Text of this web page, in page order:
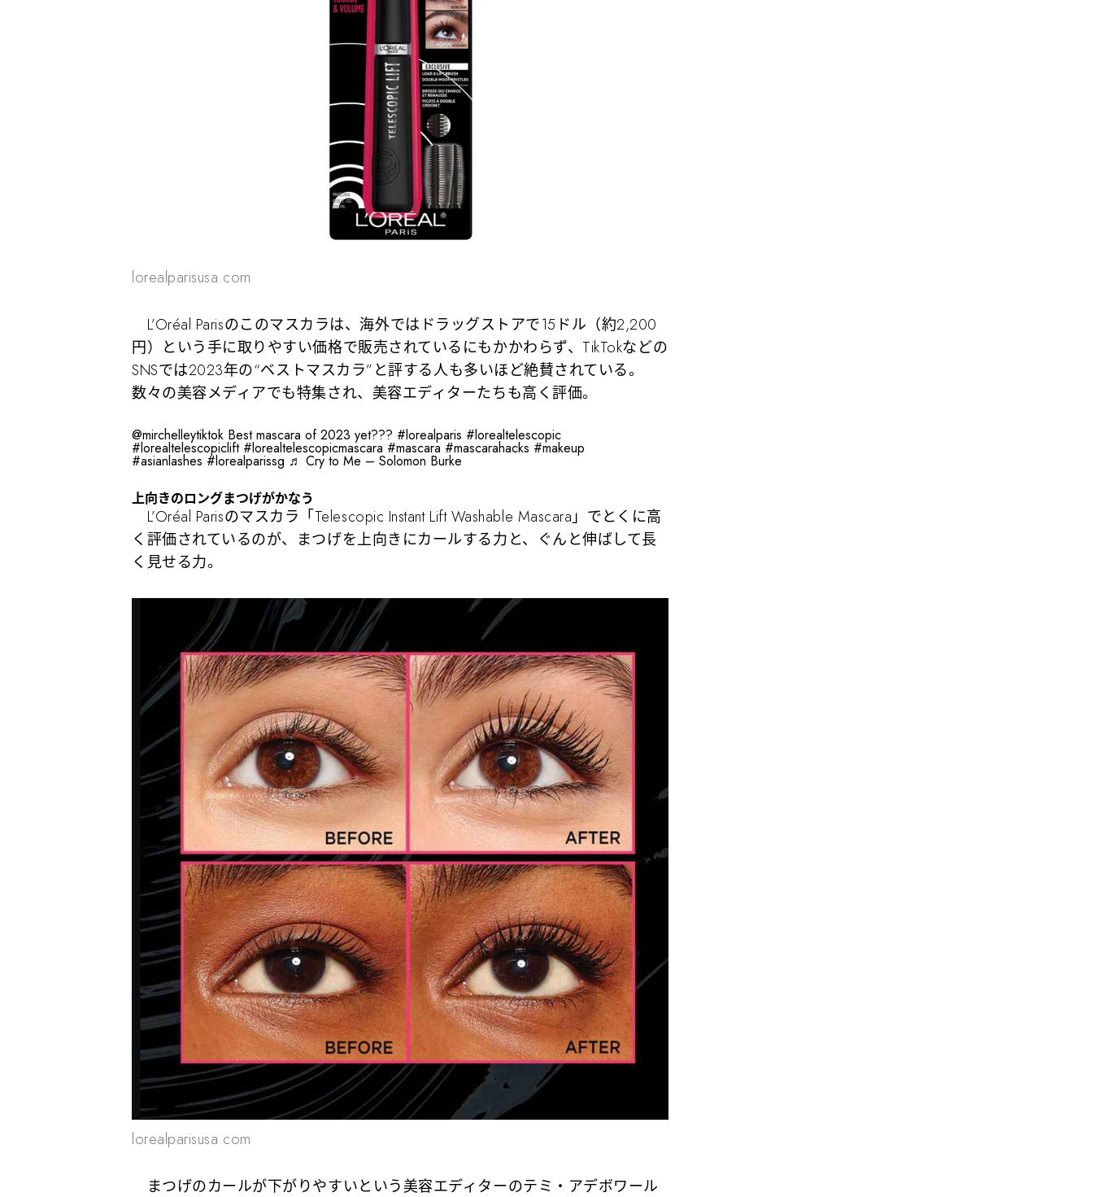
lorealparisusa.com
L’Oréal Parisのこのマスカラは、海外ではドラッグストアで15ドル（約2,200
円）という手に取りやすい価格で販売されているにもかかわらず、TikTokなどの
SNSでは2023年の“ベストマスカラ”と評する人も多いほど絶賛されている。
数々の美容メディアでも特集され、美容エディターたちも高く評価。
@mirchelleytiktok Best mascara of 2023 yet??? #lorealparis #lorealtelescopic
#lorealtelescopiclift #lorealtelescopicmascara #mascara #mascarahacks #makeup
#asianlashes #lorealparissg ♬ Cry to Me – Solomon Burke
上向きのロングまつげがかなう
L’Oréal Parisのマスカラ「Telescopic Instant Lift Washable Mascara」でとくに高
く評価されているのが、まつげを上向きにカールする力と、ぐんと伸ばして長
く見せる力。
lorealparisusa.com
まつげのカールが下がりやすいという美容エディターのテミ・アデボワール